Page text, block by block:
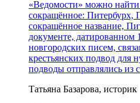
«Ведомости» можно найти
сокращённое: Питербурх,
сокращённое название,
документе,
новгородских писем,
крестьянских подвод для
подводы отправлялись из
Татьяна Базарова, историк